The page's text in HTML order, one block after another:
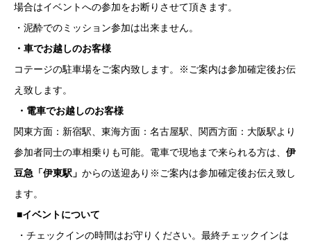
場合はイベントへの参加をお断りさせて頂きます。
・泥酔でのミッション参加は出来ません。
・車でお越しのお客様
コテージの駐車場をご案内致します。※ご案内は参加確定後お伝
え致します。
・電車でお越しのお客様
関東方面：新宿駅、東海方面：名古屋駅、関西方面：大阪駅より
参加者同士の車相乗りも可能。電車で現地まで来られる方は、 伊
豆急「伊東駅」 からの送迎あり※ご案内は参加確定後お伝え致し
ます。
■イベントについて
・チェックインの時間はお守りください。最終チェックインは